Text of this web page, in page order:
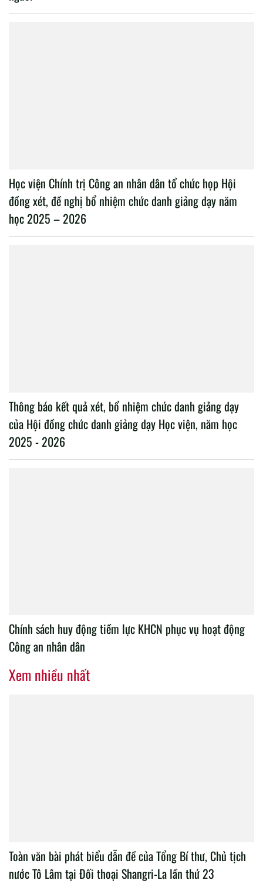
Học viện Chính trị Công an nhân dân tổ chức họp Hội
đồng xét, đề nghị bổ nhiệm chức danh giảng dạy năm
học 2025 – 2026
Thông báo kết quả xét, bổ nhiệm chức danh giảng dạy
của Hội đồng chức danh giảng dạy Học viện, năm học
2025 - 2026
Chính sách huy động tiềm lực KHCN phục vụ hoạt động
Công an nhân dân
Xem nhiều nhất
Toàn văn bài phát biểu dẫn đề của Tổng Bí thư, Chủ tịch
nước Tô Lâm tại Đối thoại Shangri-La lần thứ 23